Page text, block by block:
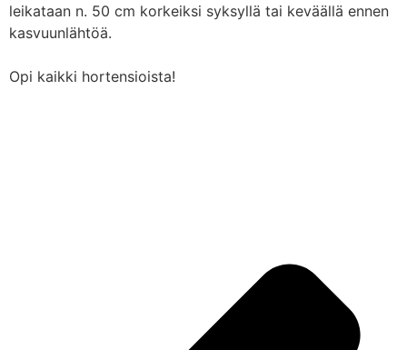
leikataan n. 50 cm korkeiksi syksyllä tai keväällä ennen
kasvuunlähtöä.
Opi kaikki hortensioista!